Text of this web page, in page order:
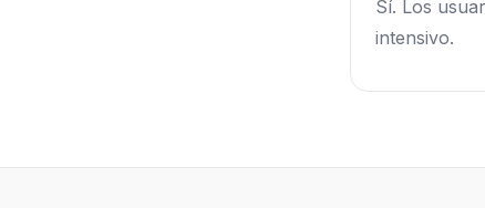
Sí. Los
intensivo.